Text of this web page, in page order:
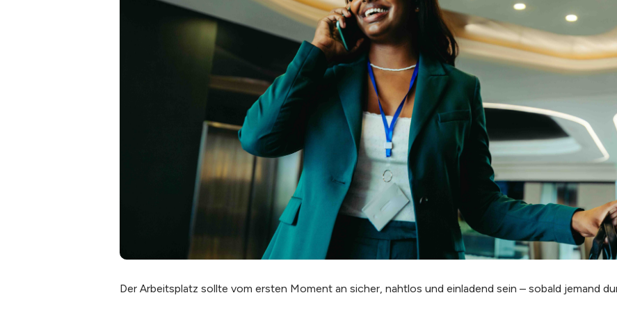
Der Arbeitsplatz sollte vom ersten Moment an sicher, nahtlos und einladend sein – sobald jemand